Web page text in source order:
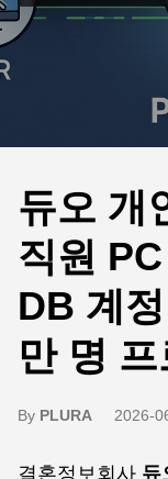
듀오 개
직원
DB 계
만 명
By PLURA 2026-
결혼정보회사 듀